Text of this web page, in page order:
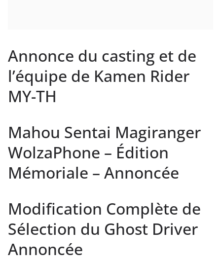
Annonce du casting et de
l’équipe de Kamen Rider
MY-TH
Mahou Sentai Magiranger
WolzaPhone – Édition
Mémoriale – Annoncée
Modification Complète de
Sélection du Ghost Driver
Annoncée